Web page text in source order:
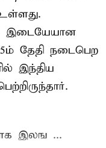
இடையேயான
தேதி நடைபெற
இந்திய
இலங ...